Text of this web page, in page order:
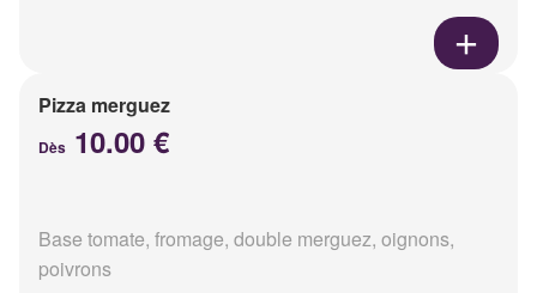
Pizza merguez
Dès 10.00 €
Base tomate, fromage, double merguez, oignons,
poivrons